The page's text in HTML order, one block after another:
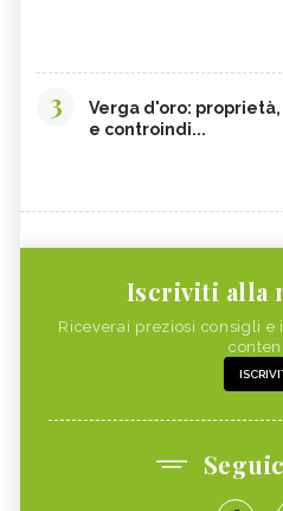
3
Verga d'oro: proprietà,
e controindi...
Iscriviti alla
Riceverai preziosi consigli